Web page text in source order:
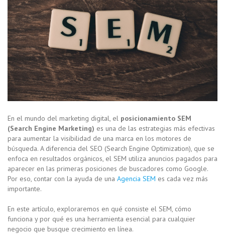
En el mundo del marketing digital, el posicionamiento SEM
(Search Engine Marketing) es una de las estrategias más efectivas
para aumentar la visibilidad de una marca en los motores de
búsqueda. A diferencia del SEO (Search Engine Optimization), que se
enfoca en resultados orgánicos, el SEM utiliza anuncios pagados para
aparecer en las primeras posiciones de buscadores como Google.
Por eso, contar con la ayuda de una Agencia SEM es cada vez más
importante.
En este artículo, exploraremos en qué consiste el SEM, cómo
funciona y por qué es una herramienta esencial para cualquier
negocio que busque crecimiento en línea.